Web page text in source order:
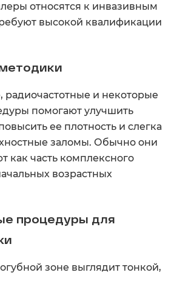
относятся к инвазивным
высокой квалификации
радиочастотные и некоторые
помогают улучшить
ее плотность и слегка
заломы. Обычно они
как часть комплексного
возрастных
процедуры для
зоне выглядит тонкой,
ИЩЕМ
и обретите четкий контур
Москва
методологии